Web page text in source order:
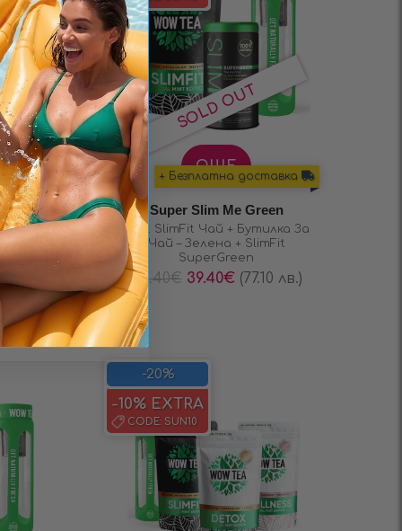
12ч. и
+ Безплатна доставка
ОЩЕ
Super Slim Me Green
Mint SlimFit Чай + Бутилка За
Чай – Зелена + SlimFit
SuperGreen
46.40€ 39.40€ (77.10 лв.)
-20%
-10% EXTRA
CODE: SUN10